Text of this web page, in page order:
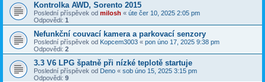
Kontrolka AWD, Sorento 2015
Poslední příspěvek od milosh « úte čer 10, 2025 2:05 pm
Odpovědi: 1
Nefunkční couvací kamera a parkovací senzory
Poslední příspěvek od Kopcem3003 « pon úno 17, 2025 9:38 pm
Odpovědi: 2
3.3 V6 LPG špatně při nízké teplotě startuje
Poslední příspěvek od Deno « sob úno 15, 2025 3:15 pm
Odpovědi: 9